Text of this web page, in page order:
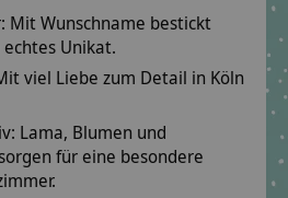
Mit Wunschname bestickt
Unikat.
viel Liebe zum Detail in Köln
Lama, Blumen und
für eine besondere